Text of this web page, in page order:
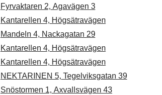
Fyrvaktaren 2, Agavägen 3
Kantarellen 4, Högsätravägen
Mandeln 4, Nackagatan 29
Kantarellen 4, Högsätravägen
Kantarellen 4, Högsätravägen
NEKTARINEN 5, Tegelviksgatan 39
Snöstormen 1, Axvallsvägen 43